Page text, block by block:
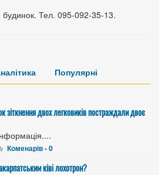
Тел. 095-092-35-13.
Популярні
зіткнення двох легковиків постраждали двоє
Коменарів - 0
ківі лохотрон?